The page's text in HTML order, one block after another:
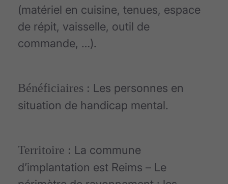
(matériel en cuisine, tenues, espace
de répit, vaisselle, outil de
commande, …).
Bénéficiaires : Les personnes en
situation de handicap mental.
Territoire : La commune
d’implantation est Reims – Le